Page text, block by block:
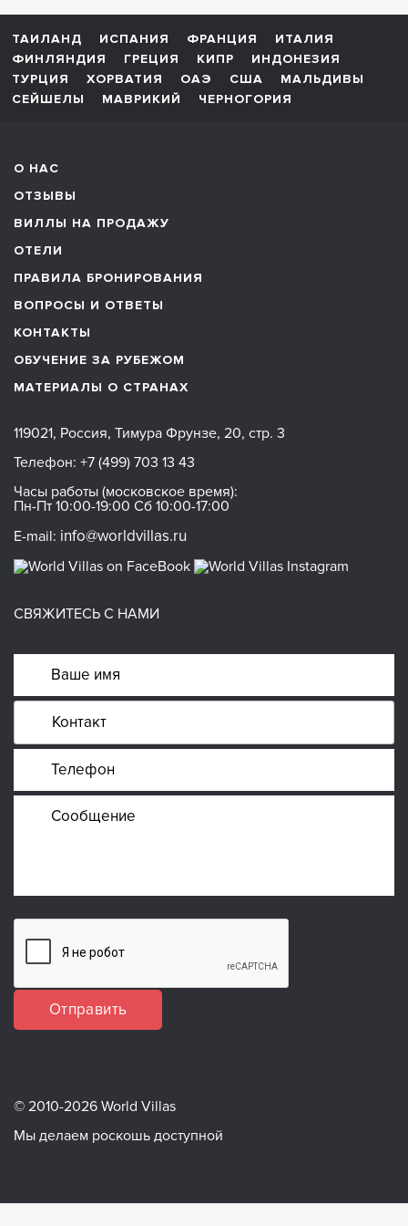
ТАИЛАНД ИСПАНИЯ ФРАНЦИЯ
ИТАЛИЯ
ФИНЛЯНДИЯ
ГРЕЦИЯ КИПР
ИНДОНЕЗИЯ
ТУРЦИЯ
ХОРВАТИЯ ОАЭ США
МАЛЬДИВЫ
СЕЙШЕЛЫ
МАВРИКИЙ ЧЕРНОГОРИЯ
О НАС
ОТЗЫВЫ
ВИЛЛЫ НА ПРОДАЖУ
ОТЕЛИ
ПРАВИЛА БРОНИРОВАНИЯ
ВОПРОСЫ И ОТВЕТЫ
КОНТАКТЫ
ОБУЧЕНИЕ ЗА РУБЕЖОМ
МАТЕРИАЛЫ О СТРАНАХ
119021, Россия, Тимура Фрунзе, 20, стр. 3
Телефон: +7 (499) 703 13 43
Часы работы (московское время):
Пн-Пт 10:00-19:00 Сб 10:00-17:00
E-mail: info@worldvillas.ru
СВЯЖИТЕСЬ С НАМИ
Отправить
© 2010-2026 World Villas
Мы делаем роскошь доступной